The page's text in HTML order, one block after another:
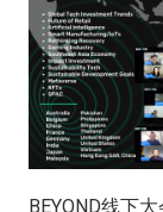
BEYOND线下